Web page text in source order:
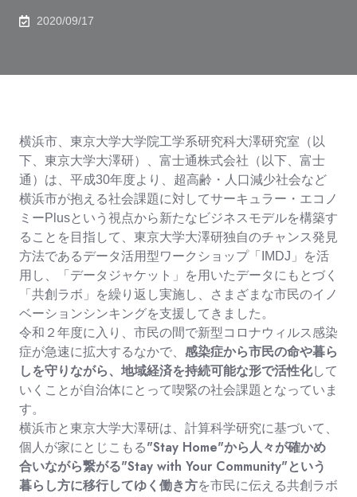
2020/09/17
横浜市、東京大学大学院工学系研究科大澤研究室（以
下、東京大学大澤研）、富士通株式会社（以下、富士
通）は、平成30年度より、超高齢・人口減少社会など
横浜市が抱える社会課題に対してサーキュラー・エコノ
ミーPlusという視点から新たなビジネスモデルを構築す
ることを目指して、東京大学大澤研独自のチャンス発見
方法であるデータ活用型ワークショップ「IMDJ」を活
用し、「データジャケット」を用いたデータにもとづく
「共創ラボ」を繰り返し実施し、さまざまな市民のイノ
ベーションシンキングを支援してきました。
令和２年度に入り、市民の間で新型コロナウィルス感染
症が急速に拡大するなかで、 感染症から市民の命や暮ら
しを守りながら、地域経済を持続可能な形で活性化して
いくことが自治体にとって喫緊の社会課題となっていま
す。
横浜市と東京大学大澤研は、計算科学研究に基づいて、
個人が家にとじこもる"Stay Home"から人々が確かめ
合いながら繋がる"Stay with Your Community"という
暮らし方に移行してゆく働き方を市民に伝える共創ラボ